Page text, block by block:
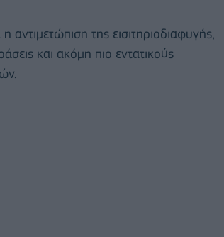
αντιμετώπιση της εισιτηριοδιαφυγής,
και ακόμη πιο εντατικούς